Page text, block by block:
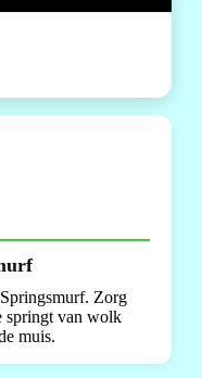
Zorg
springt van wolk
muis.